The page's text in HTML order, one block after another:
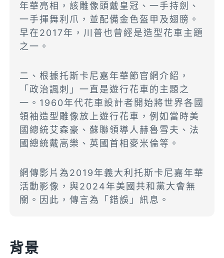
年華亮相，該雕像頭戴皇冠、一手持劍、
一手揮舞利爪，並配備金色盔甲及翅膀。
早在2017年，川普也曾經是造型花車主題
之一。
二、根據托斯卡尼嘉年華節官網介紹，
「政治諷刺」一直是遊行花車的主題之
一。1960年代花車設計者開始將世界各國
領袖造型雕像放上遊行花車，例如當時美
國總統艾森豪、蘇聯領導人赫魯雪夫、法
國總統戴高樂、英國首相麥米倫等。
網傳影片為2019年義大利托斯卡尼嘉年華
活動影像，與2024年美國共和黨大會無
關。因此，傳言為「錯誤」訊息。
背景